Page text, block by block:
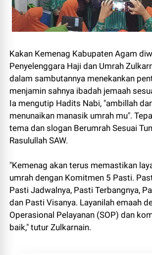
Kakan Kemenag Kabupaten Agam
Penyelenggara Haji dan Umrah
dalam sambutannya menekankan
menjamin sahnya ibadah jemaah
Ia mengutip Hadits Nabi, "ambillah
menunaikan manasik umrah mu".
tema dan slogan Berumrah Sesuai
Rasulullah SAW.
"Kemenag akan terus memastikan
umrah dengan Komitmen 5 Pasti.
Pasti Jadwalnya, Pasti Terbangnya,
dan Pasti Visanya. Layanilah emaah
Operasional Pelayanan (SOP) dan
baik," tutur Zulkarnain.